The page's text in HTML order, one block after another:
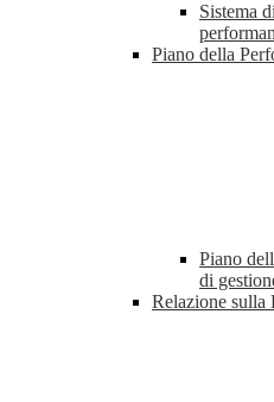
Sistema
Piano della
Piano
di
Relazione sulla